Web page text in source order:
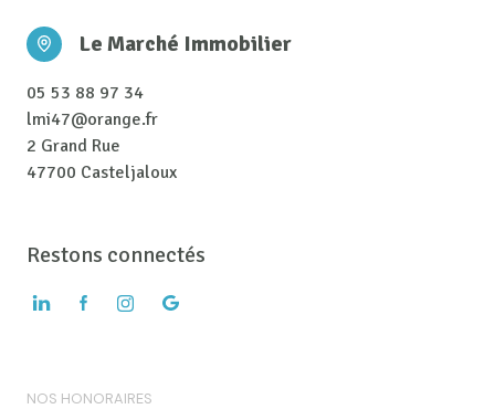
Le Marché Immobilier
05 53 88 97 34
lmi47@orange.fr
2 Grand Rue
47700 Casteljaloux
Restons connectés
NOS HONORAIRES